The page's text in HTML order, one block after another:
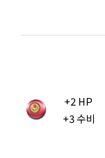
+2 HP
+3 수비